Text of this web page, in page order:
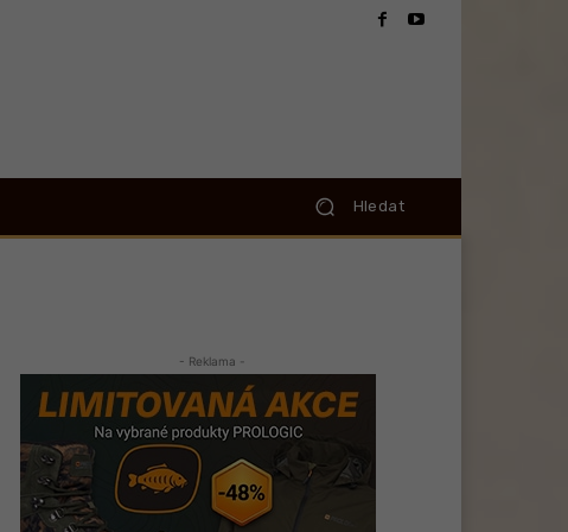
Hledat
- Reklama -